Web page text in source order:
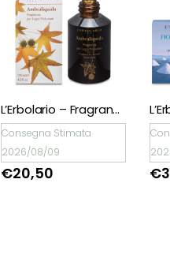
L’Erbolario – Fragranza per Legni Profumati Fior di Salina
Consegna Stimata
2026/08/09
€31,90 €